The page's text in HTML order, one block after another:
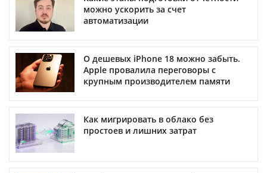
можно ускорить за счет
автоматизации
О дешевых iPhone 18 можно забыть.
Apple провалила переговоры с
крупным производителем памяти
Как мигрировать в облако без
простоев и лишних затрат